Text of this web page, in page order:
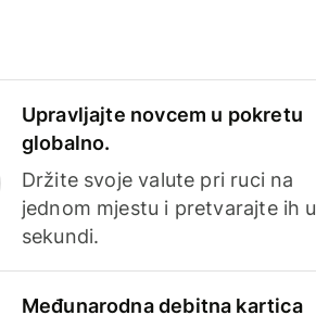
Upravljajte novcem u pokretu
globalno.
Držite svoje valute pri ruci na
jednom mjestu i pretvarajte ih u
sekundi.
Međunarodna debitna kartica